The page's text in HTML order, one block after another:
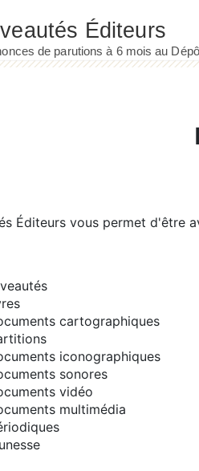
Éditeurs vous permet d'être
cartographiques
iconographiques
sonores
vidéo
multimédia